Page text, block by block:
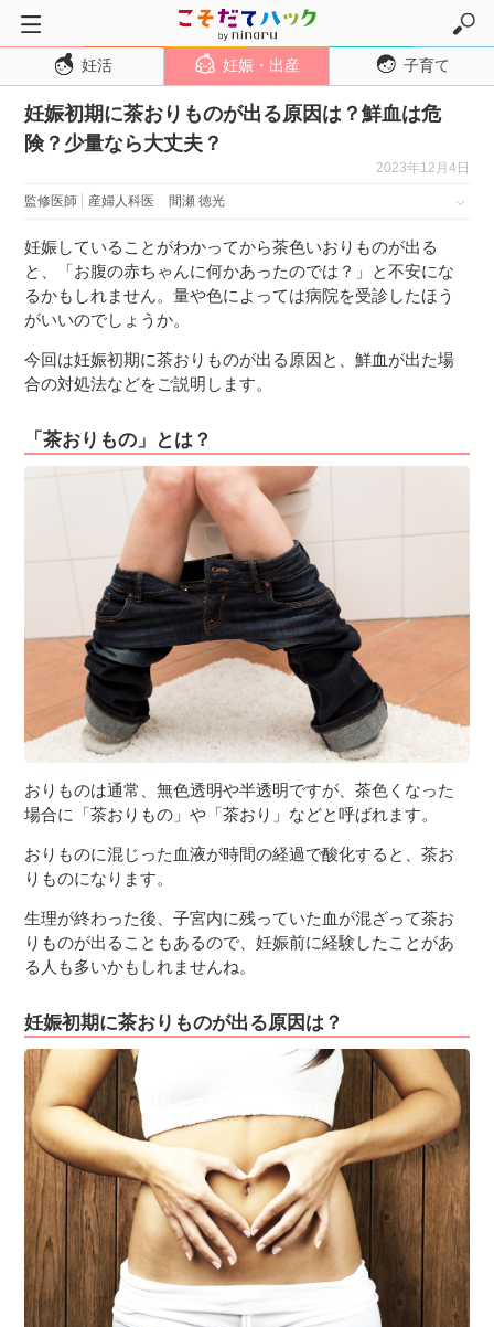
トップページ
妊活
妊娠・出産
妊娠中期
妊娠後期
子育て・育児
１歳児
７〜１２歳児
妊活 妊娠・出産 子育て
妊娠初期に茶おりものが出る原因は？鮮血は危
険？少量なら大丈夫？
2023年12月4日
監修医師 産婦人科医 間瀬 徳光
妊娠していることがわかってから茶色いおりものが出る
と、「お腹の赤ちゃんに何かあったのでは？」と不安にな
るかもしれません。量や色によっては病院を受診したほう
がいいのでしょうか。
今回は妊娠初期に茶おりものが出る原因と、鮮血が出た場
合の対処法などをご説明します。
「茶おりもの」とは？
おりものは通常、無色透明や半透明ですが、茶色くなった
場合に「茶おりもの」や「茶おり」などと呼ばれます。
おりものに混じった血液が時間の経過で酸化すると、茶お
りものになります。
生理が終わった後、子宮内に残っていた血が混ざって茶お
りものが出ることもあるので、妊娠前に経験したことがあ
る人も多いかもしれませんね。
妊娠初期に茶おりものが出る原因は？